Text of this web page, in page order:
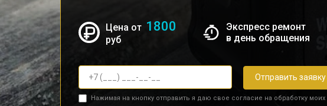
Цена от 1800
руб
Экспресс ремонт
в день обращения
Отправить заявку
Нажимая на кнопку отправить я даю свое согласие на обработку моих